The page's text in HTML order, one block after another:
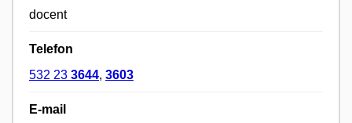
docent
Telefon
532 23 3644, 3603
E-mail